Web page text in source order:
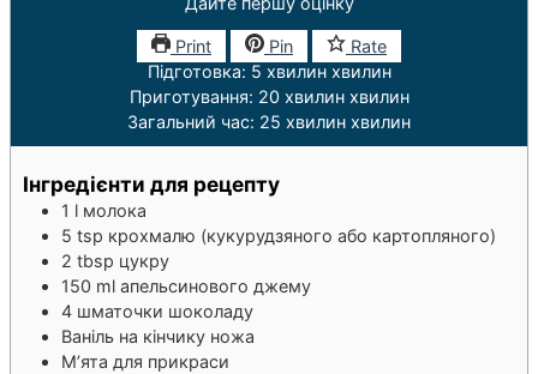
Print Pin
Rate
Підготовка: 5 хвилин хвилин
Приготування: 20 хвилин хвилин
Загальний час: 25 хвилин хвилин
Інгредієнти для рецепту
1 l молока
5 tsp крохмалю (кукурудзяного або картопляного)
2 tbsp цукру
150 ml апельсинового джему
4 шматочки шоколаду
Ваніль на кінчику ножа
М’ята для прикраси